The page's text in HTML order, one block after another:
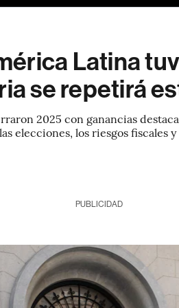
Latina
se repetirá
2025 con ganancias
elecciones, los riesgos fiscales
PUBLICIDAD